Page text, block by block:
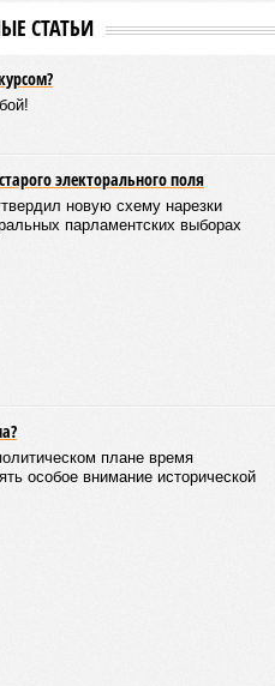
СТАТЬИ
электорального поля
новую схему нарезки
парламентских выборах
плане время
особое внимание исторической